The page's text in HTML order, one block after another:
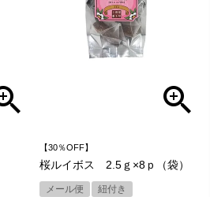
【30％OFF】
桜ルイボス 2.5ｇ×8ｐ（袋）
メール便
紐付き